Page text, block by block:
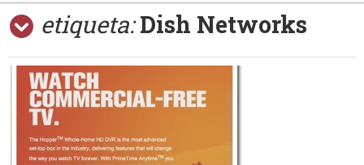
etiqueta: Dish Networks